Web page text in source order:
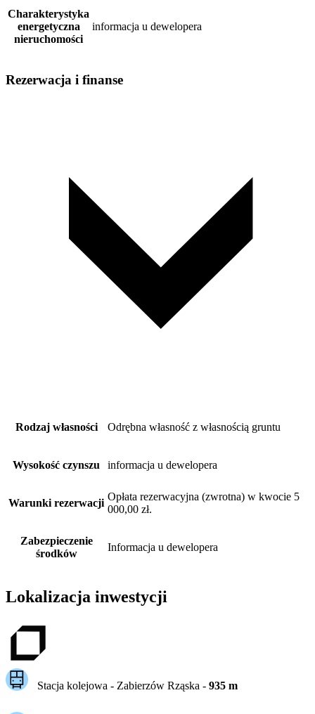
Charakterystyka
energetyczna
nieruchomości
informacja u dewelopera
Rezerwacja i finanse
Rodzaj własności Odrębna własność z własnością gruntu
Wysokość czynszu informacja u dewelopera
Warunki rezerwacji
Opłata rezerwacyjna (zwrotna) w kwocie 5
000,00 zł.
Zabezpieczenie
środków
Informacja u dewelopera
Lokalizacja inwestycji
Stacja kolejowa - Zabierzów Rząska - 935m